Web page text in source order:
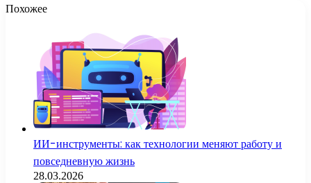
Похожее
ИИ-инструменты: как технологии меняют работу и
повседневную жизнь
28.03.2026